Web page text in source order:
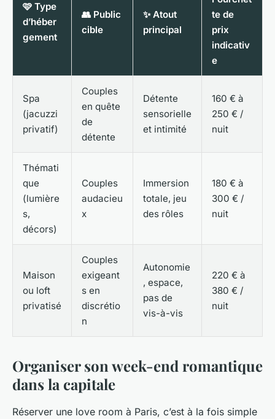
🩷 Type
d’héber
gement
👥 Public
cible
✨ Atout
principal
te de
prix
indicativ
e
Spa
(jacuzzi
privatif)
Couples
en quête
de
détente
Détente
sensorielle
et intimité
160 € à
250 € /
nuit
Thémati
que
(lumière
s,
décors)
Couples
audacieu
x
Immersion
totale, jeu
des rôles
180 € à
300 € /
nuit
Maison
ou loft
privatisé
Couples
exigeant
s en
discrétio
n
Autonomie
, espace,
pas de
vis-à-vis
220 € à
380 € /
nuit
Organiser son week-end romantique
dans la capitale
Réserver une love room à Paris, c’est à la fois simple